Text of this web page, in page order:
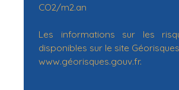
CO2/m2.an
Les informations sur les
disponibles sur le site
www.géorisques.gouv.fr.